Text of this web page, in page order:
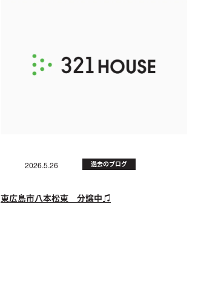
2026.5.26 過去のブログ
東広島市八本松東 分譲中♫